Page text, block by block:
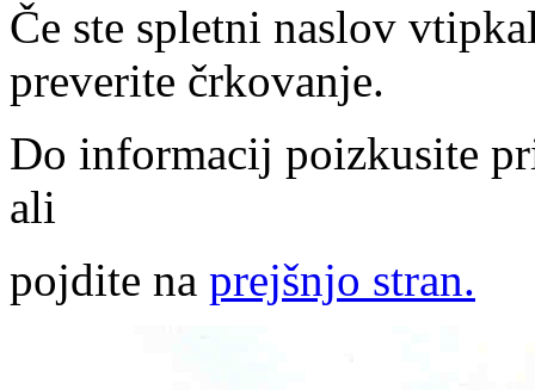
Če ste spletni naslov
preverite črkovanje.
Do informacij poizkusite
ali
pojdite na prejšnjo stran.